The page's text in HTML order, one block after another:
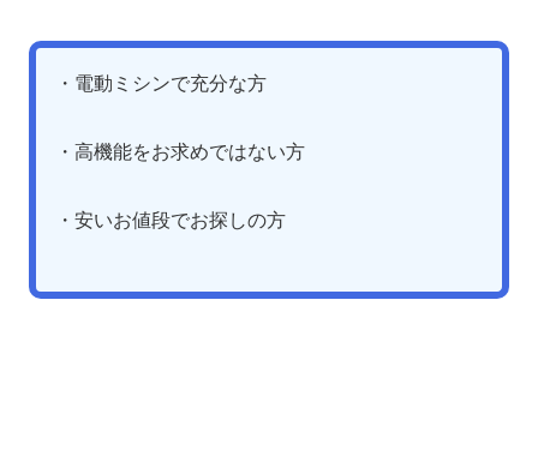
・電動ミシンで充分な方
・高機能をお求めではない方
・安いお値段でお探しの方